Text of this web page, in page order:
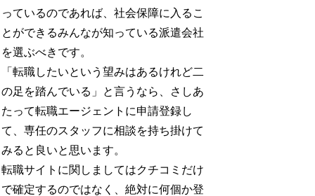
っているのであれば、社会保障に入るこ
とができるみんなが知っている派遣会社
を選ぶべきです。
「転職したいという望みはあるけれど二
の足を踏んでいる」と言うなら、さしあ
たって転職エージェントに申請登録し
て、専任のスタッフに相談を持ち掛けて
みると良いと思います。
転職サイトに関しましてはクチコミだけ
で確定するのではなく、絶対に何個か登